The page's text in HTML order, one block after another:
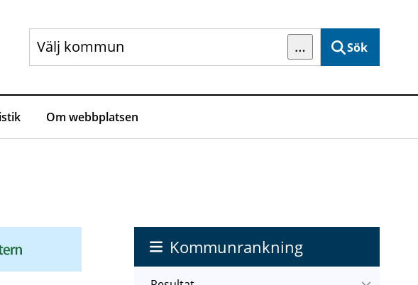
… Sök
Om webbplatsen
Kommunrankning